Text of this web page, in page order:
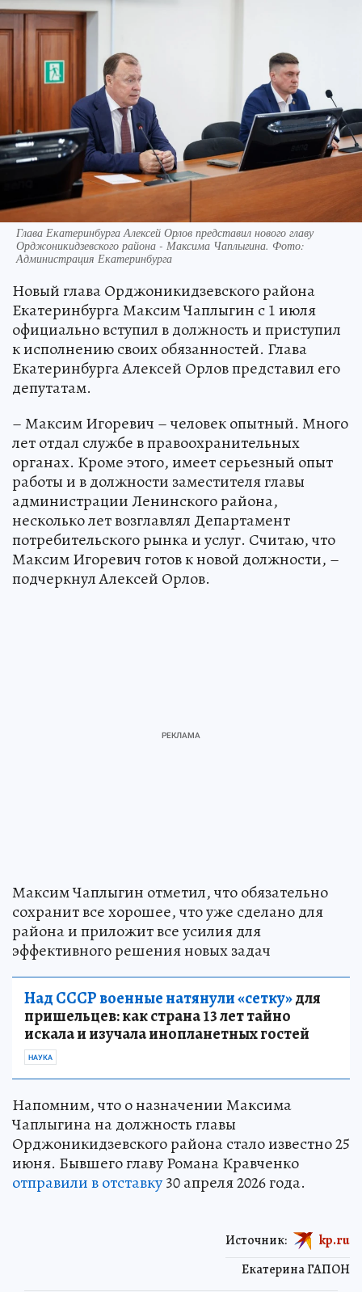
Глава Екатеринбурга Алексей Орлов представил нового главу
Орджоникидзевского района - Максима Чаплыгина. Фото:
Администрация Екатеринбурга
Новый глава Орджоникидзевского района
Екатеринбурга Максим Чаплыгин с 1 июля
официально вступил в должность и приступил
к исполнению своих обязанностей. Глава
Екатеринбурга Алексей Орлов представил его
депутатам.
– Максим Игоревич – человек опытный. Много
лет отдал службе в правоохранительных
органах. Кроме этого, имеет серьезный опыт
работы и в должности заместителя главы
администрации Ленинского района,
несколько лет возглавлял Департамент
потребительского рынка и услуг. Считаю, что
Максим Игоревич готов к новой должности, –
подчеркнул Алексей Орлов.
Максим Чаплыгин отметил, что обязательно
сохранит все хорошее, что уже сделано для
района и приложит все усилия для
эффективного решения новых задач
Над СССР военные натянули «сетку»для
пришельцев: как страна 13 лет тайно
искала и изучала инопланетных гостей
НАУКА
Напомним, что о назначении Максима
Чаплыгина на должность главы
Орджоникидзевского района стало известно 25
июня. Бывшего главу Романа Кравченко
отправили в отставку30 апреля 2026 года.
Екатерина ГАПОН
Источник: kp.ru